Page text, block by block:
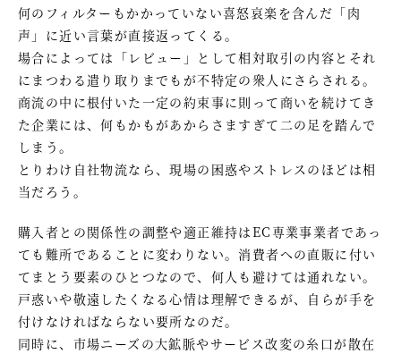
何のフィルターもかかっていない喜怒哀楽を含んだ「肉
声」に近い言葉が直接返ってくる。
場合によっては「レビュー」として相対取引の内容とそれ
にまつわる遣り取りまでもが不特定の衆人にさらされる。
商流の中に根付いた一定の約束事に則って商いを続けてき
た企業には、何もかもがあからさますぎて二の足を踏んで
しまう。
とりわけ自社物流なら、現場の困惑やストレスのほどは相
当だろう。
購入者との関係性の調整や適正維持はEC専業事業者であっ
ても難所であることに変わりない。消費者への直販に付い
てまとう要素のひとつなので、何人も避けては通れない。
戸惑いや敬遠したくなる心情は理解できるが、自らが手を
付けなければならない要所なのだ。
同時に、市場ニーズの大鉱脈やサービス改変の糸口が散在